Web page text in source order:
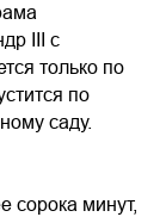
III с
только по
по
саду.
сорока минут,